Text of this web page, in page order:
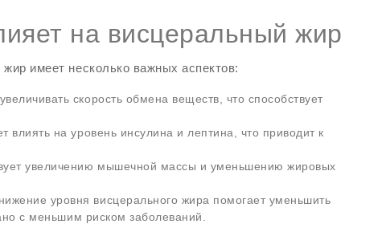
на висцеральный жир
имеет несколько важных аспектов:
скорость обмена веществ, что способствует
влиять на уровень инсулина и лептина, что приводит к
увеличению мышечной массы и уменьшению жировых
уровня висцерального жира помогает уменьшить
с меньшим риском заболеваний.